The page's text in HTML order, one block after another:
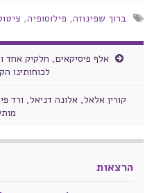
ברוך שפינוזה, פילוסופיה,
אלף פיסיקאים, חלקיק אחד
לכוחותינו
קורין אלאל, אלונה דניאל, ורד
הרצאות